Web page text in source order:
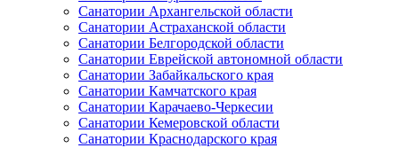
Санатории Архангельской области
Санатории Астраханской области
Санатории Белгородской области
Санатории Еврейской автономной области
Санатории Забайкальского края
Санатории Камчатского края
Санатории Карачаево-Черкесии
Санатории Кемеровской области
Санатории Краснодарского края